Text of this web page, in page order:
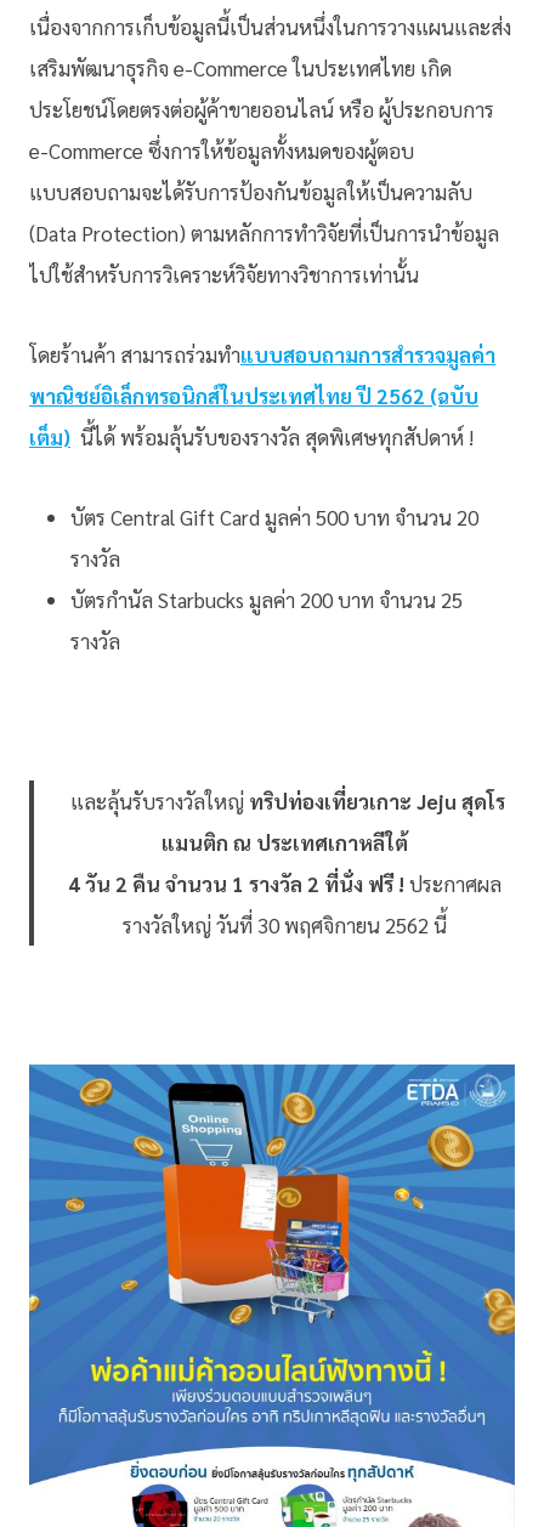
เนื่องจากการเก็บข้อมูลนี้เป็นส่วนหนึ่งในการวางแผนและส่ง
เสริมพัฒนาธุรกิจ e-Commerce ในประเทศไทย เกิด
ประโยชน์โดยตรงต่อผู้ค้าขายออนไลน์ หรือ ผู้ประกอบการ
e-Commerce ซึ่งการให้ข้อมูลทั้งหมดของผู้ตอบ
แบบสอบถามจะได้รับการป้องกันข้อมูลให้เป็นความลับ
(Data Protection) ตามหลักการทำวิจัยที่เป็นการนำข้อมูล
ไปใช้สำหรับการวิเคราะห์วิจัยทางวิชาการเท่านั้น
โดยร้านค้า สามารถร่วมทำแบบสอบถามการสำรวจมูลค่า
พาณิชย์อิเล็กทรอนิกส์ในประเทศไทย ปี 2562 (ฉบับ
เต็ม) นี้ได้ พร้อมลุ้นรับของรางวัล สุดพิเศษทุกสัปดาห์ !
บัตร Central Gift Card มูลค่า 500 บาท จำนวน 20
รางวัล
บัตรกำนัล Starbucks มูลค่า 200 บาท จำนวน 25
รางวัล
และลุ้นรับรางวัลใหญ่ ทริปท่องเที่ยวเกาะ Jeju สุดโร
แมนติก ณ ประเทศเกาหลีใต้
4 วัน 2 คืน จำนวน 1 รางวัล 2 ที่นั่ง ฟรี ! ประกาศผล
รางวัลใหญ่ วันที่ 30 พฤศจิกายน 2562 นี้